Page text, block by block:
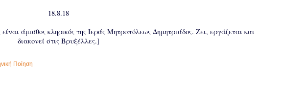
18.8.18
άμισθος κληρικός της Ιεράς Μητροπόλεως Δημητριάδος. Ζει, εργάζεται και
διακονεί στις Βρυξέλλες.]
Ποίηση